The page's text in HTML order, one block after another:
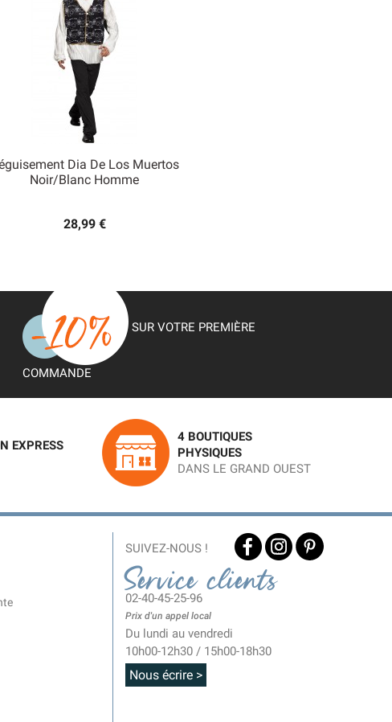
Dia De Los Muertos
Noir/blanc Homme
28,99 €
Aperçu rapide
SUR VOTRE PREMIÈRE
COMMANDE
EXPRESS
4 BOUTIQUES
PHYSIQUES
DANS LE GRAND OUEST
SUIVEZ-NOUS !
Service clients
02-40-45-25-96
Prix d'un appel local
Du lundi au vendredi
10h00-12h30 / 15h00-18h30
Nous écrire >